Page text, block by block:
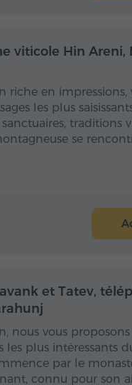
la journée
viticole Hin Areni,
riche en impressions,
les plus
traditions
se
la journéeet Tatev,
nous vous
les plus intéressants
par le
connu pour son